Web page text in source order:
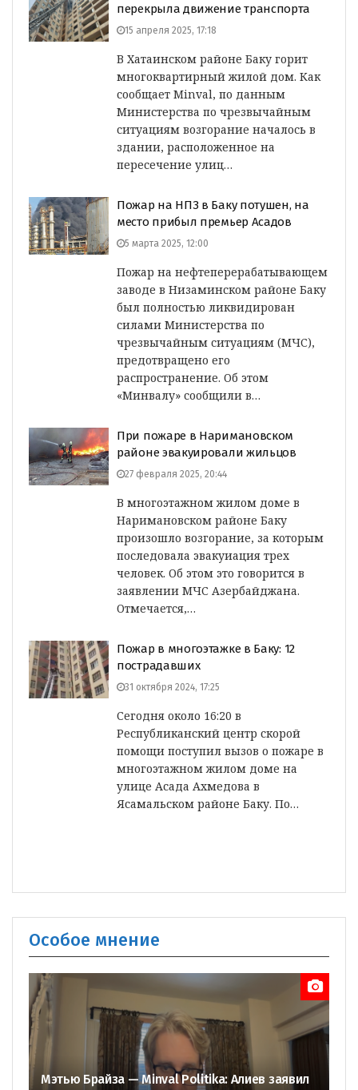
перекрыла движение транспорта
15 апреля 2025, 17:18
В Хатаинском районе Баку горит
многоквартирный жилой дом. Как
сообщает Minval, по данным
Министерства по чрезвычайным
ситуациям возгорание началось в
здании, расположенное на
пересечение улиц…
Пожар на НПЗ в Баку потушен, на
место прибыл премьер Асадов
5 марта 2025, 12:00
Пожар на нефтеперерабатывающем
заводе в Низаминском районе Баку
был полностью ликвидирован
силами Министерства по
чрезвычайным ситуациям (МЧС),
предотвращено его
распространение. Об этом
«Минвалу» сообщили в…
При пожаре в Наримановском
районе эвакуировали жильцов
27 февраля 2025, 20:44
В многоэтажном жилом доме в
Наримановском районе Баку
произошло возгорание, за которым
последовала эвакуиация трех
человек. Об этом это говорится в
заявлении МЧС Азербайджана.
Отмечается,…
Пожар в многоэтажке в Баку: 12
пострадавших
31 октября 2024, 17:25
Сегодня около 16:20 в
Республиканский центр скорой
помощи поступил вызов о пожаре в
многоэтажном жилом доме на
улице Асада Ахмедова в
Ясамальском районе Баку. По…
Особое мнение
Мэтью Брайза — Minval Politika: Алиев заявил